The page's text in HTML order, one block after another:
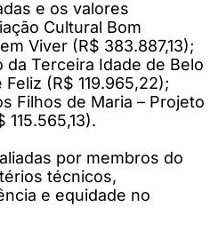
e os valores
Cultural Bom
Viver (R$ 383.887,13);
Terceira Idade de Belo
(R$ 119.965,22);
Filhos de Maria – Projeto
por membros do
técnicos,
e equidade no